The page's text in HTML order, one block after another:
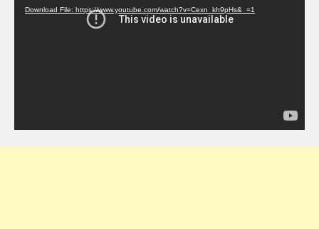
Download File: https://www.youtube.com/watch?v=Cexn_kh9pHs&_=1